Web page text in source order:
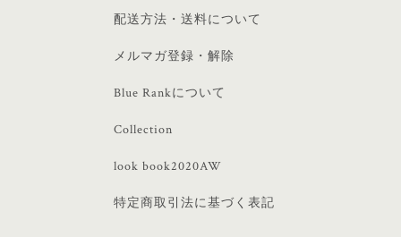
配送方法・送料について
メルマガ登録・解除
Blue Rankについて
Collection
look book2020AW
特定商取引法に基づく表記